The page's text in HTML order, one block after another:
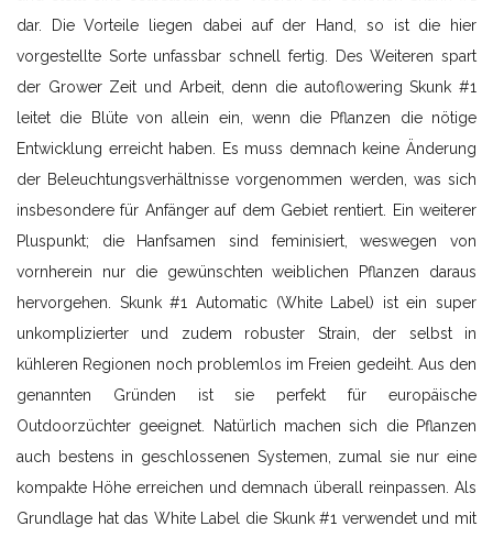
dar. Die Vorteile liegen dabei auf der Hand, so ist die hier
vorgestellte Sorte unfassbar schnell fertig. Des Weiteren spart
der Grower Zeit und Arbeit, denn die autoflowering Skunk #1
leitet die Blüte von allein ein, wenn die Pflanzen die nötige
Entwicklung erreicht haben. Es muss demnach keine Änderung
der Beleuchtungsverhältnisse vorgenommen werden, was sich
insbesondere für Anfänger auf dem Gebiet rentiert. Ein weiterer
Pluspunkt; die Hanfsamen sind feminisiert, weswegen von
vornherein nur die gewünschten weiblichen Pflanzen daraus
hervorgehen. Skunk #1 Automatic (White Label) ist ein super
unkomplizierter und zudem robuster Strain, der selbst in
kühleren Regionen noch problemlos im Freien gedeiht. Aus den
genannten Gründen ist sie perfekt für europäische
Outdoorzüchter geeignet. Natürlich machen sich die Pflanzen
auch bestens in geschlossenen Systemen, zumal sie nur eine
kompakte Höhe erreichen und demnach überall reinpassen. Als
Grundlage hat das White Label die Skunk #1 verwendet und mit